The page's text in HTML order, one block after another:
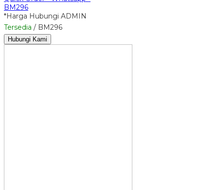
BM296
*Harga Hubungi ADMIN
Tersedia / BM296
Hubungi Kami